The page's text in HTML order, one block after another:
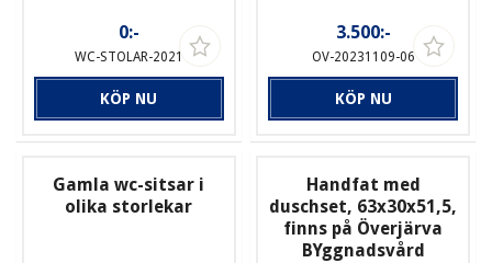
0:-
WC-STOLAR-2021
KÖP NU
3.500:-
OV-20231109-06
KÖP NU
Gamla wc-sitsar i
olika storlekar
Handfat med
duschset, 63x30x51,5,
finns på Överjärva
BYggnadsvård